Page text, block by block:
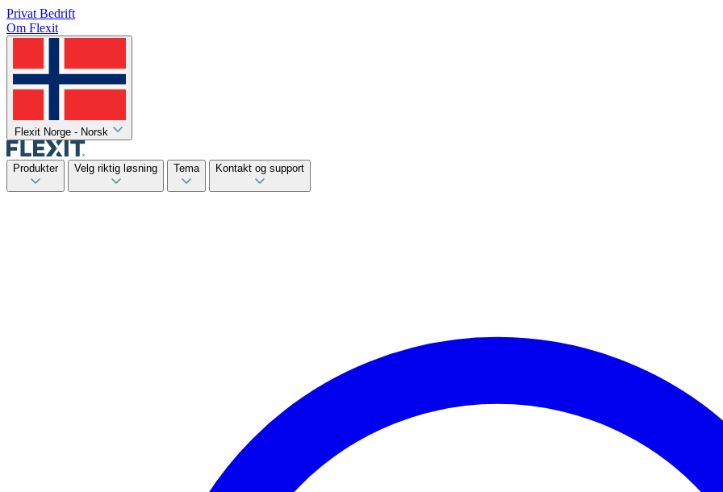
Privat Bedrift
Om Flexit
Flexit Norge - Norsk
Produkter Velg riktig løsning Tema Kontakt og support